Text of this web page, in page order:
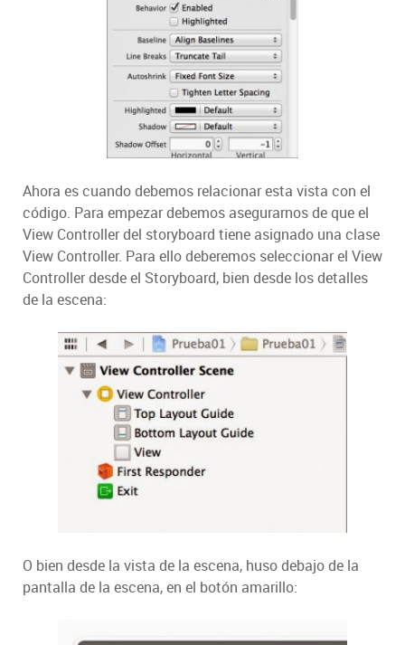
Ahora es cuando debemos relacionar esta vista con el
código. Para empezar debemos asegurarnos de que el
View Controller del storyboard tiene asignado una clase
View Controller. Para ello deberemos seleccionar el View
Controller desde el Storyboard, bien desde los detalles
de la escena:
O bien desde la vista de la escena, huso debajo de la
pantalla de la escena, en el botón amarillo: